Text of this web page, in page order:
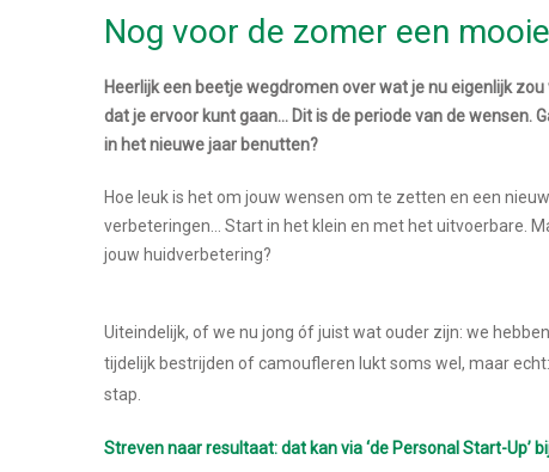
Nog voor de zomer een
Heerlijk een beetje wegdromen over wat je nu eigenlijk
dat je ervoor kunt gaan… Dit is de periode van de wensen.
in het nieuwe jaar benutten?
Hoe leuk is het om jouw wensen om te zetten en een
verbeteringen… Start in het klein en met het uitvoerbare.
jouw huidverbetering?
Uiteindelijk, of we nu jong óf juist wat ouder zijn: we
tijdelijk bestrijden of camoufleren lukt soms wel, maar
stap.
Streven naar resultaat: dat kan via ‘de Personal Start-Up’